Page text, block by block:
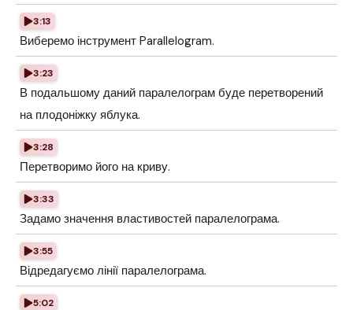
3:13
Виберемо інструмент Parallelogram.
3:23
В подальшому даний паралелограм буде перетворений
на плодоніжку яблука.
3:28
Перетворимо його на криву.
3:33
Задамо значення властивостей паралелограма.
3:55
Відредагуємо лінії паралелограма.
5:02